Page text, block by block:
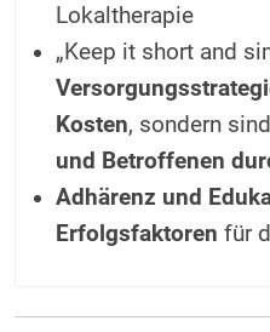
Lokaltherapie
„Keep it short and
Kosten, sondern
und Betroffenen
Adhärenz und
Erfolgsfaktoren für